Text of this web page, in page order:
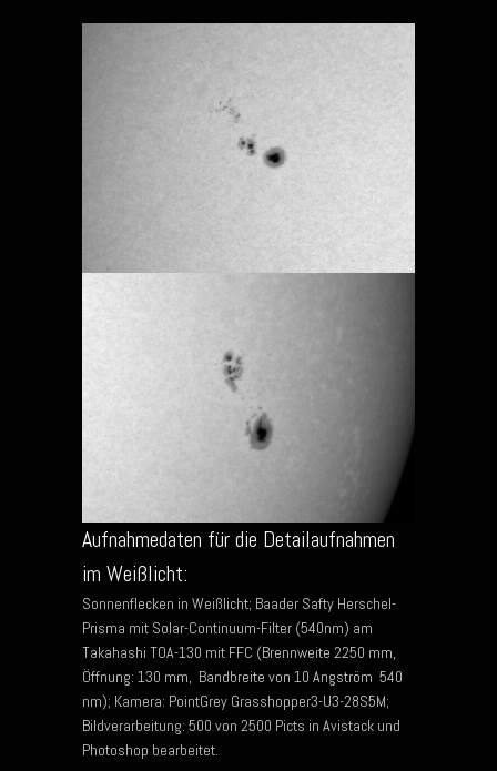
Aufnahmedaten für die Detailaufnahmen
im Weißlicht:
Sonnenflecken in Weißlicht; Baader Safty Herschel-
Prisma mit Solar-Continuum-Filter (540nm) am
Takahashi TOA-130 mit FFC (Brennweite 2250 mm,
Öffnung: 130 mm, Bandbreite von 10 Angström 540
nm); Kamera: PointGrey Grasshopper3-U3-28S5M;
Bildverarbeitung: 500 von 2500 Picts in Avistack und
Photoshop bearbeitet.